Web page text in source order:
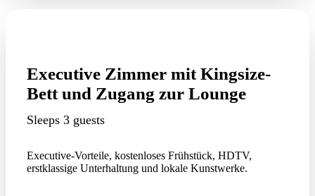
Executive Zimmer mit Kingsize-
Bett und Zugang zur Lounge
Sleeps 3 guests
Executive-Vorteile, kostenloses Frühstück, HDTV,
erstklassige Unterhaltung und lokale Kunstwerke.